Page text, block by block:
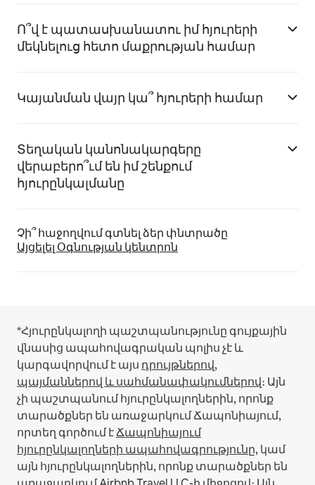
Ո՞վ է պատասխանատու իմ հյուրերի
մեկնելուց հետո մաքրության համար
Կայանման վայր կա՞ հյուրերի համար
Տեղական կանոնակարգերը
վերաբերո՞ւմ են իմ շենքում
հյուրընկալմանը
Չի՞ հաջողվում գտնել ձեր փնտրածը
Այցելել Օգնության կենտրոն
*Հյուրընկալողի պաշտպանությունը գույքային
վնասից ապահովագրական պոլիս չէ և
կարգավորվում է այս դրույթներով,
պայմաններով և սահմանափակումներով։ Այն
չի պաշտպանում հյուրընկալողներին, որոնք
տարածքներ են առաջարկում Ճապոնիայում,
որտեղ գործում էՃապոնիայում
հյուրընկալողների ապահովագրությունը, կամ
այն հյուրընկալողներին, որոնք տարածքներ են